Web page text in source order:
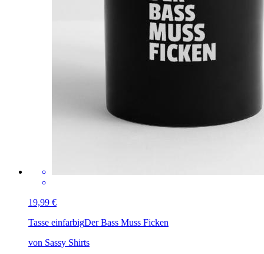
19,99 €
Tasse einfarbigDer Bass Muss Ficken
von Sassy Shirts